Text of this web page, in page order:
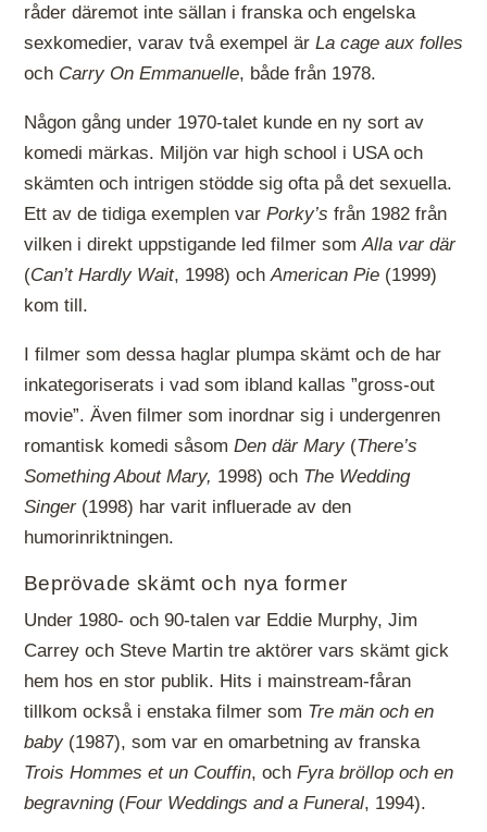
råder däremot inte sällan i franska och engelska
sexkomedier, varav två exempel är La cage aux folles
och Carry On Emmanuelle, både från 1978.
Någon gång under 1970-talet kunde en ny sort av
komedi märkas. Miljön var high school i USA och
skämten och intrigen stödde sig ofta på det sexuella.
Ett av de tidiga exemplen var Porky’s från 1982 från
vilken i direkt uppstigande led filmer som Alla var där
(Can’t Hardly Wait, 1998) och American Pie (1999)
kom till.
I filmer som dessa haglar plumpa skämt och de har
inkategoriserats i vad som ibland kallas ”gross-out
movie”. Även filmer som inordnar sig i undergenren
romantisk komedi såsom Den där Mary(There’s
Something About Mary, 1998) och The Wedding
Singer(1998) har varit influerade av den
humorinriktningen.
Beprövade skämt och nya former
Under 1980- och 90-talen var Eddie Murphy, Jim
Carrey och Steve Martin tre aktörer vars skämt gick
hem hos en stor publik. Hits i mainstream-fåran
tillkom också i enstaka filmer som Tre män och en
baby(1987), som var en omarbetning av franska
Trois Hommes et un Couffin, och Fyra bröllop och en
begravning(Four Weddings and a Funeral, 1994).